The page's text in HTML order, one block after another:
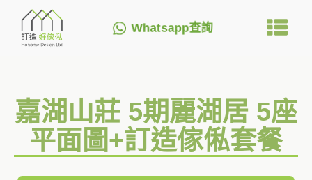
Whatsapp查詢
嘉湖山莊 5期麗湖居 5座
平面圖+訂造傢俬套餐